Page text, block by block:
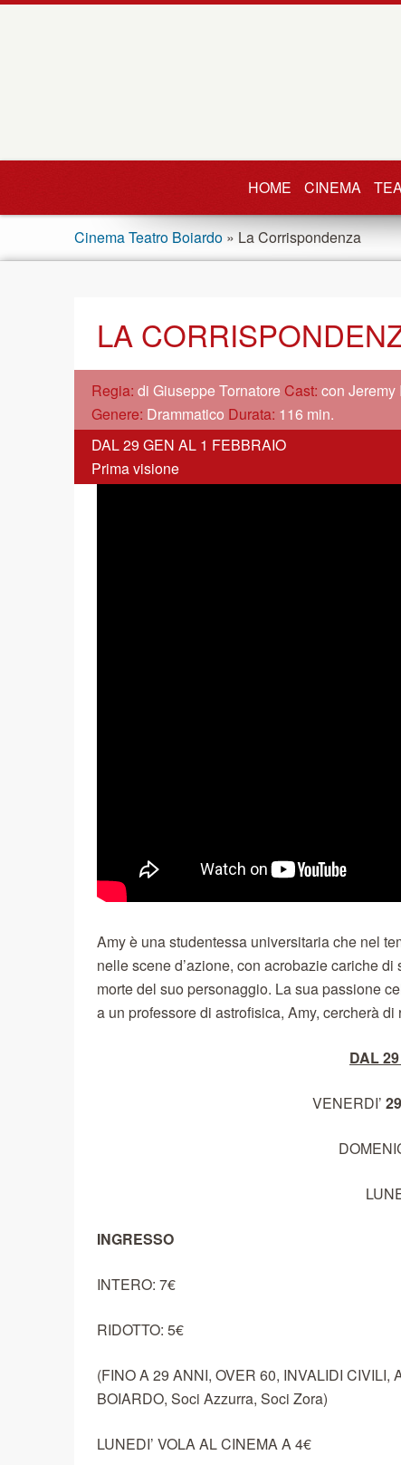
HOME CINEMA
Cinema Teatro Boiardo » La Corrispondenza
LA
Regia: di Giuseppe Tornatore Cast: con Jeremy
Genere: Drammatico Durata: 116 min.
DAL 29 GEN AL 1 FEBBRAIO
Prima visione
Amy è una studentessa universitaria che nel
nelle scene d’azione, con acrobazie cariche
morte del suo personaggio. La sua passione
a un professore di astrofisica, Amy, cercherà
DAL
VENERDI’ 29
INGRESSO
INTERO: 7€
RIDOTTO: 5€
(FINO A 29 ANNI, OVER 60, INVALIDI
BOIARDO, Soci Azzurra, Soci Zora)
LUNEDI’ VOLA AL CINEMA A 4€